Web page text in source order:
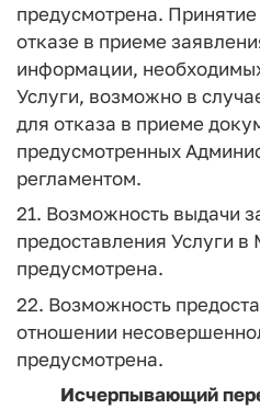
предусмотрена.
отказе в приеме
информации,
Услуги, возможно в
для отказа в приеме
предусмотренных
регламентом.
21. Возможность выдачи
предоставления Услуги
предусмотрена.
22. Возможность
отношении
предусмотрена.
Исчерпывающий